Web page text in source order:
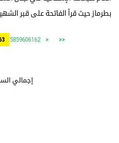
بطرماز حيث قرأ الفاتحة على قبر
<<
<
5859606162
إجمالي